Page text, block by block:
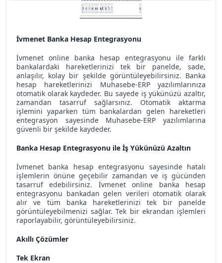
İvmenet Banka Hesap Entegrasyonu
İvmenet online banka hesap entegrasyonu ile farklı
bankalardaki hareketlerinizi tek bir panelde, sade,
anlaşılır, kolay bir şekilde görüntüleyebilirsiniz. Banka
hesap hareketlerinizi Muhasebe-ERP yazılımlarınıza
otomatik olarak kaydeder. Bu sayede iş yükünüzü azaltır,
zamandan tasarruf sağlarsınız. Otomatik aktarma
işlemini yaparken tüm bankalardan gelen hareketleri
entegrasyon sayesinde Muhasebe-ERP yazılımlarına
güvenli bir şekilde kaydeder.
Banka Hesap Entegrasyonu ile İş Yükünüzü Azaltın
İvmenet banka hesap entegrasyonu sayesinde hatalı
işlemlerin önüne geçebilir zamandan ve iş gücünden
tasarruf edebilirsiniz. İvmenet online banka hesap
entegrasyonu bankadan gelen verileri otomatik olarak
alır ve tüm banka hareketlerinizi tek bir panelde
görüntüleyebilmenizi sağlar. Tek bir ekrandan işlemleri
raporlayabilir, görüntüleyebilirsiniz.
Akıllı Çözümler
Tek Ekran